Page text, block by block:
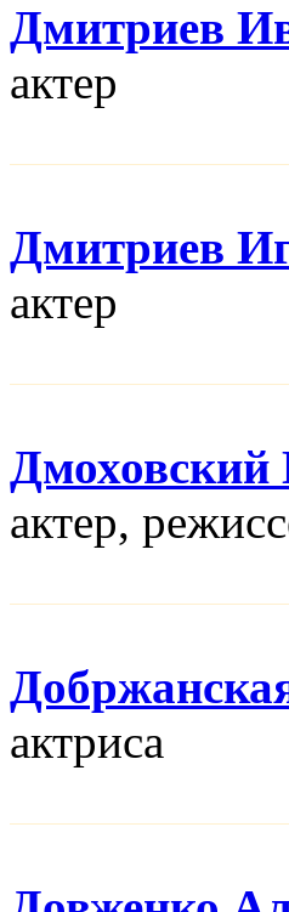
Дмитриев
актер
Дмитриев
актер
актер,
актриса